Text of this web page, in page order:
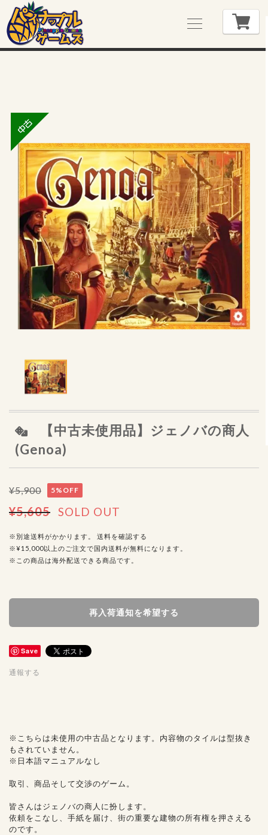
【中古未使用品】ジェノバの商人
(Genoa)
¥5,900 5%OFF
¥5,605 SOLD OUT
※別途送料がかかります。
送料を確認する
※¥15,000以上のご注文で国内送料が無料になります。
※この商品は海外配送できる商品です。
再入荷通知を希望する
Save
通報する
※こちらは未使用の中古品となります。内容物のタイルは型抜き
もされていません。
※日本語マニュアルなし
取引、商品そして交渉のゲーム。
皆さんはジェノバの商人に扮します。
依頼をこなし、手紙を届け、街の重要な建物の所有権を押さえる
のです。